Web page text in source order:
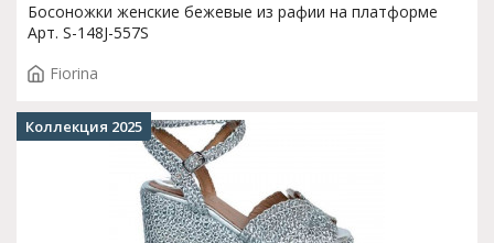
Босоножки женские бежевые из рафии на платформе
Арт. S-148J-557S
Fiorina
Коллекция 2025